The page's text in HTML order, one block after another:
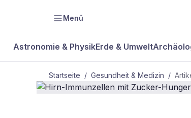
Menü
Astronomie & PhysikErde & Umwelt
Startseite / Gesundheit & Medizin /